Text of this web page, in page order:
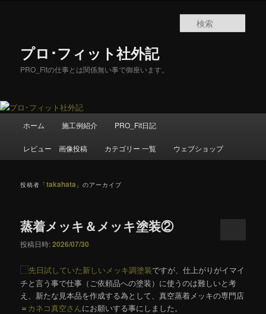
へ
移
プロ･フィット社外記
PRO_Fitの仕事とは関係無い事で御座います。
索
ホーム 施工例紹介 PRO_Fit日記
レビュー 画像投稿 カテゴリー 一覧 ウェブショップ
投稿者「takahata 」のアーカイブ
蒸着メッキ＆メッキ塗装②
投稿日時:2026/07/30
先日試していた新しいメッキ調塗装ですが、仕上がりがイマイ
チと言う事で仕事（ご依頼品への塗装）に使うのは難しいと考
え、新たな見本品を作成する為として、真空蒸着メッキの専門店
＝ カネコ真空さんにお願いする事にしました。